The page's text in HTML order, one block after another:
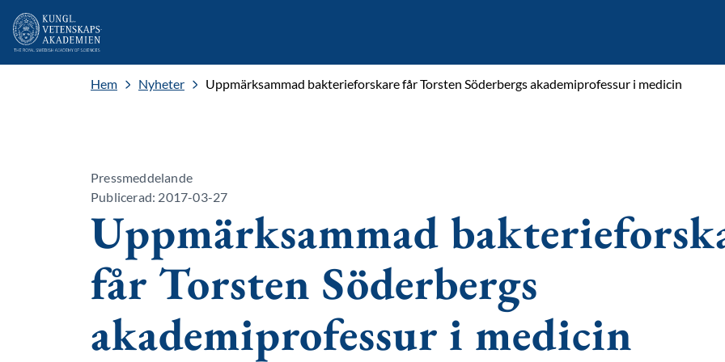
Hem Nyheter Uppmärksammad bakterieforskare får Torsten Söderbergs akademiprofessur i medicin
Pressmeddelande
Publicerad: 2017-03-27
Uppmärksammad
får Torsten Söderbergs
akademiprofessur i medicin